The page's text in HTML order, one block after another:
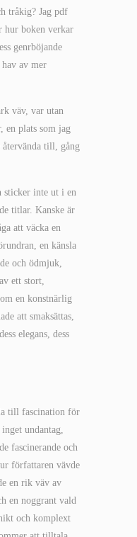
tråkig? Jag pdf
hur boken verkar
genrböjande
av mer
väv, var utan
en plats som jag
återvända till, gång
sticker inte ut i en
titlar. Kanske är
att väcka en
en känsla
och ödmjuk,
ett stort,
en konstnärlig
att smaksättas,
elegans, dess
till fascination för
undantag,
fascinerande och
författaren vävde
en rik väv av
en noggrant vald
och komplext